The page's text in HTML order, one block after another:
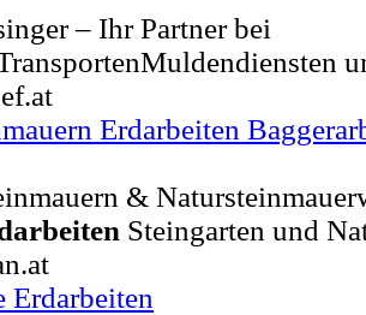
– Ihr Partner bei
Erdarbeiten
&
Steingarten und
Erdarbeiten